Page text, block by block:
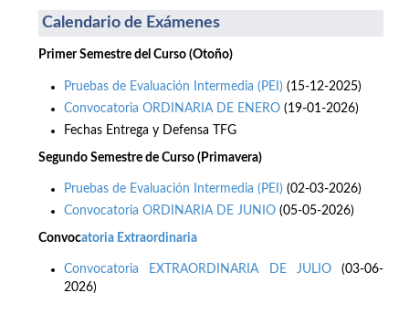
Calendario de Exámenes
Primer Semestre del Curso (Otoño)
Pruebas de Evaluación Intermedia (PEI) (15-12-2025)
Convocatoria ORDINARIA DE ENERO (19-01-2026)
Fechas Entrega y Defensa TFG
Segundo Semestre de Curso (Primavera)
Pruebas de Evaluación Intermedia (PEI) (02-03-2026)
Convocatoria ORDINARIA DE JUNIO (05-05-2026)
Convocatoria Extraordinaria
Convocatoria EXTRAORDINARIA DE JULIO (03-06-
2026)